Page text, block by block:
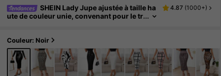
SHEIN Lady Jupe ajustée à taille ha
ute de couleur unie, convenant pour le tr
4.87 (1000+)
Couleur: Noir